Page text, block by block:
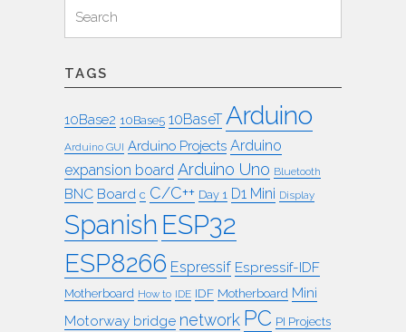
for:
TAGS
10Base2 10Base5 10BaseT Arduino
Arduino GUI Arduino Projects Arduino
expansion board Arduino Uno Bluetooth
BNC Board c C/C++ Day 1 D1 Mini Display
Spanish ESP32
ESP8266 Espressif Espressif-IDF
Motherboard How to IDE IDF Motherboard Mini
Motorway bridge network PC PI Projects